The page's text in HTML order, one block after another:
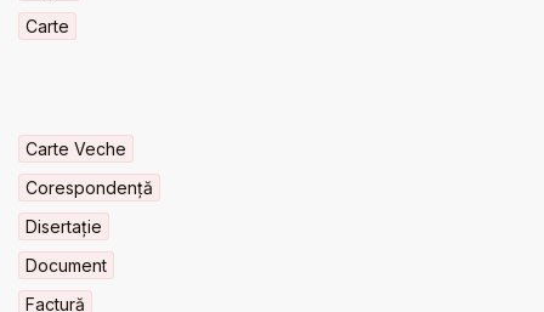
Carte
Carte Veche
Corespondență
Disertație
Document
Factură